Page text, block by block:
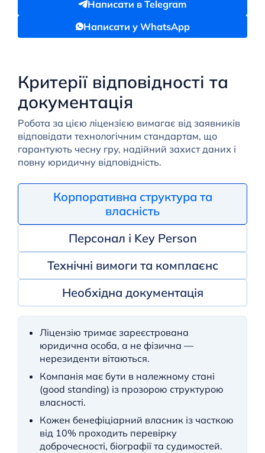
Написати в Telegram
Написати у WhatsApp
Критерії відповідності та
документація
Робота за цією ліцензією вимагає від заявників
відповідати технологічним стандартам, що
гарантують чесну гру, надійний захист даних і
повну юридичну відповідність.
Корпоративна структура та
власність
Персонал і Key Person
Технічні вимоги та комплаєнс
Необхідна документація
Ліцензію тримає зареєстрована
юридична особа, а не фізична —
нерезиденти вітаються.
Компанія має бути в належному стані
(good standing) із прозорою структурою
власності.
Кожен бенефіціарний власник із часткою
від 10% проходить перевірку
доброчесності, біографії та судимостей.